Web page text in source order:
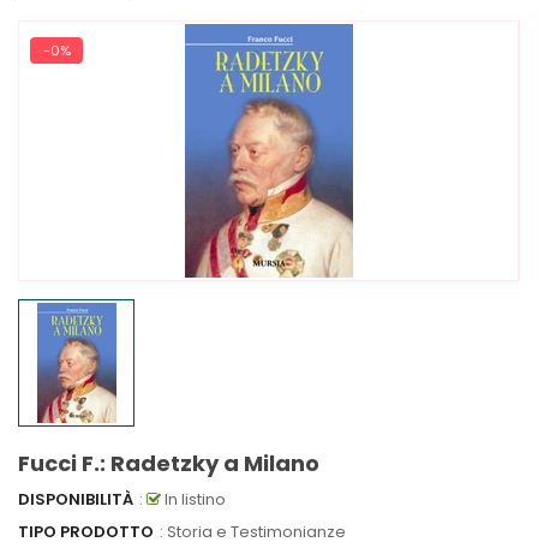
-0%
Fucci F.: Radetzky a Milano
DISPONIBILITÀ :
In listino
TIPO PRODOTTO : Storia e Testimonianze